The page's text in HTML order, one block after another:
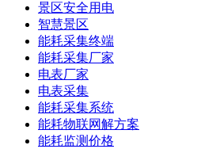
景区安全用电
智慧景区
能耗采集终端
能耗采集厂家
电表厂家
电表采集
能耗采集系统
能耗物联网解方案
能耗监测价格